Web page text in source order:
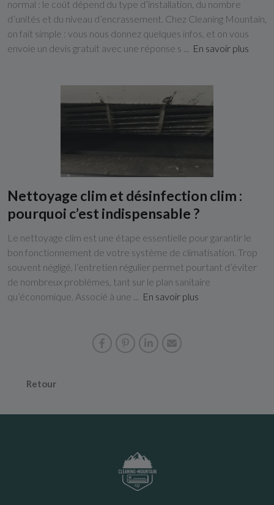
normal : le coût dépend du type d’installation, du nombre
d’unités et du niveau d’encrassement. Chez Cleaning Mountain,
on fait simple : vous nous donnez quelques infos, et on vous
envoie un devis gratuit avec une réponse s ...
En savoir plus
Nettoyage clim et désinfection clim :
pourquoi c’est indispensable ?
Le nettoyage clim est une étape essentielle pour garantir le
bon fonctionnement de votre système de climatisation. Trop
souvent négligé, l’entretien régulier permet pourtant d’éviter
de nombreux problèmes, tant sur le plan sanitaire
qu’économique. Associé à une ...
En savoir plus
Retour